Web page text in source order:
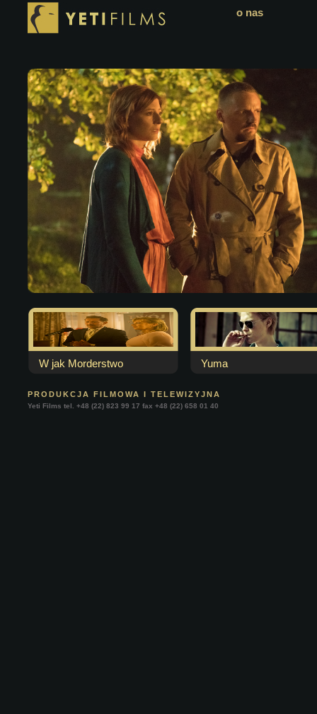
o nas
W jak Morderstwo Yuma
PRODUKCJA FILMOWA I TELEWIZYJNA
Yeti Films tel. +48 (22) 823 99 17 fax +48 (22) 658 01 40